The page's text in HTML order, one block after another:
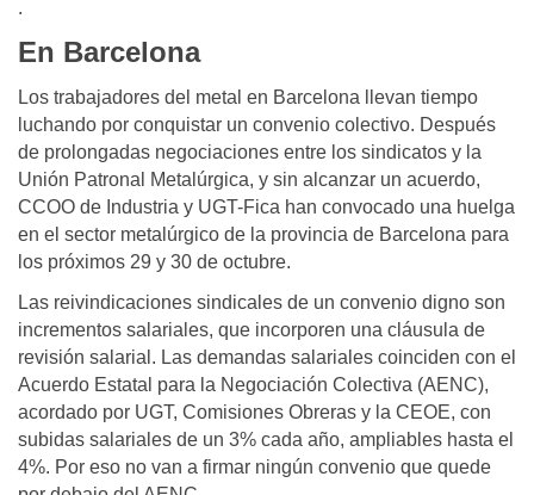
.
En Barcelona
Los trabajadores del metal en Barcelona llevan tiempo
luchando por conquistar un convenio colectivo. Después
de prolongadas negociaciones entre los sindicatos y la
Unión Patronal Metalúrgica, y sin alcanzar un acuerdo,
CCOO de Industria y UGT-Fica han convocado una huelga
en el sector metalúrgico de la provincia de Barcelona para
los próximos 29 y 30 de octubre.
Las reivindicaciones sindicales de un convenio digno son
incrementos salariales, que incorporen una cláusula de
revisión salarial. Las demandas salariales coinciden con el
Acuerdo Estatal para la Negociación Colectiva (AENC),
acordado por UGT, Comisiones Obreras y la CEOE, con
subidas salariales de un 3% cada año, ampliables hasta el
4%. Por eso no van a firmar ningún convenio que quede